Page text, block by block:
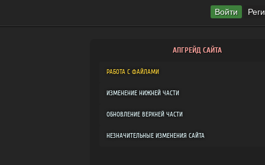
Войти
АПГРЕЙД САЙТА
РАБОТА С ФАЙЛАМИ
ИЗМЕНЕНИЕ НИЖНЕЙ ЧАСТИ
ОБНОВЛЕНИЕ ВЕРХНЕЙ ЧАСТИ
НЕЗНАЧИТЕЛЬНЫЕ ИЗМЕНЕНИЯ САЙТА